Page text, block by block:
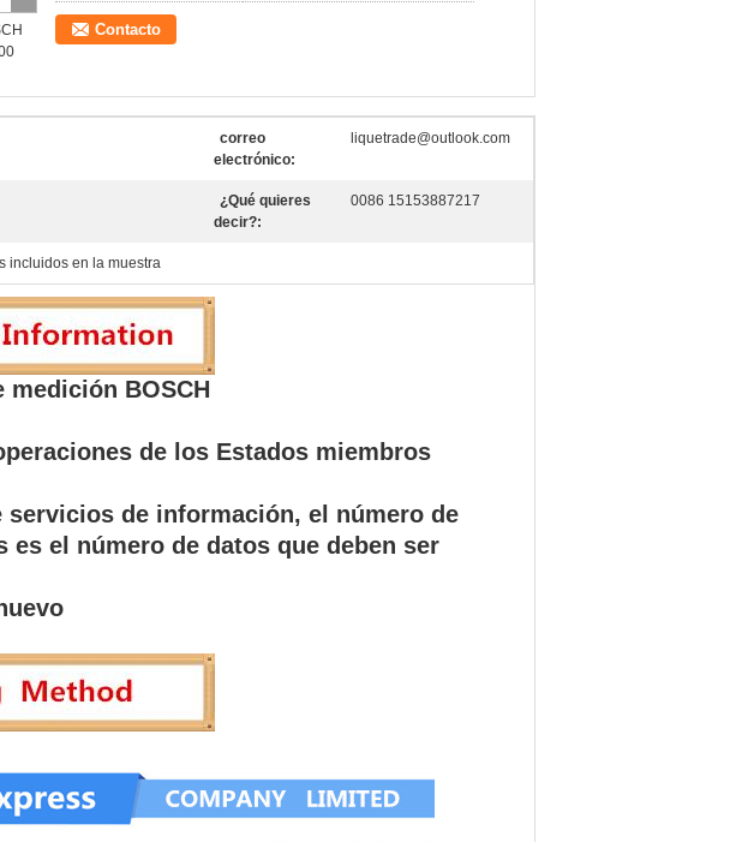
Contacto
correo
electrónico:
liquetrade@outlook.com
¿Qué quieres
decir?:
0086 15153887217
incluidos en la muestra
medición BOSCH
de los Estados miembros
servicios de información, el número de
es el número de datos que deben ser